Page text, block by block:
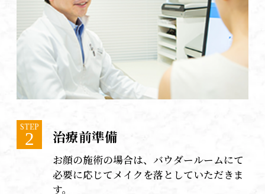
STEP
2 治療前準備
お顔の施術の場合は、バウダールームにて
必要に応じてメイクを落としていただきま
す。